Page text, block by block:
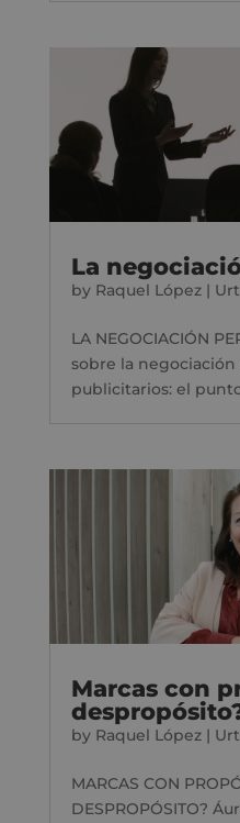
La
by Raquel López|
LA NEGOCIACIÓN
sobre la negociación
publicitarios: el
Marcas con
by Raquel López|
MARCAS CON
DESPROPÓSITO?